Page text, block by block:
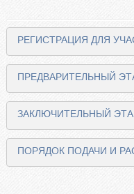
Показать
РЕГИСТРАЦИЯ ДЛЯ
Показать
ПРЕДВАРИТЕЛЬНЫЙ
Показать
ЗАКЛЮЧИТЕЛЬНЫЙ
Показать
ПОРЯДОК ПОДАЧИ И